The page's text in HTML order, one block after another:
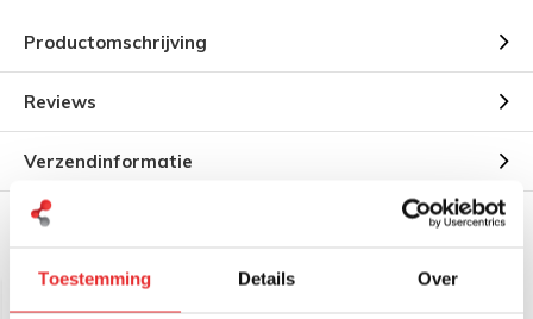
Toestemming Details Over
Productomschrijving
Reviews
Verzendinformatie